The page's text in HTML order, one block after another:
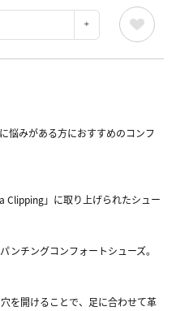
悩みがある方におすすめのコンフ
Clipping」に取り上げられたシュー
ンチングコンフォートシューズ。
を開けることで、足に合わせて革